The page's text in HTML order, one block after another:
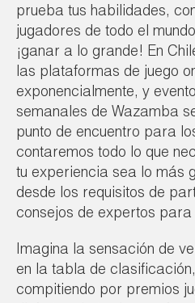
prueba tus habilidades,
jugadores de todo el
¡ganar a lo grande! En
las plataformas de juego
exponencialmente, y
semanales de Wazamba
punto de encuentro para
contaremos todo lo que
tu experiencia sea lo más
desde los requisitos de
consejos de expertos
Imagina la sensación de
en la tabla de
compitiendo por premios